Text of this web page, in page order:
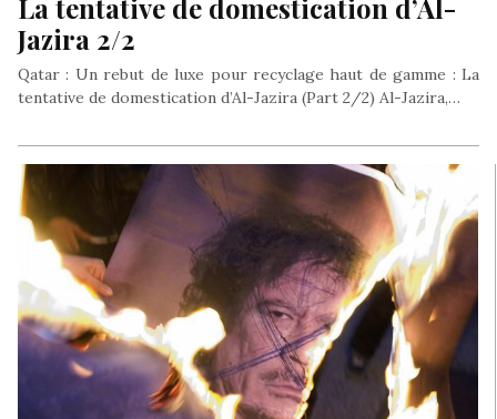
La tentative de domestication d’Al-
Jazira 2/2
Qatar : Un rebut de luxe pour recyclage haut de gamme : La
tentative de domestication d’Al-Jazira (Part 2/2) Al-Jazira,…